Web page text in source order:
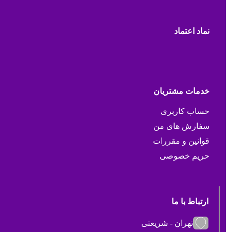
نماد اعتماد
خدمات مشتریان
حساب کاربری
سفارش های من
قوانین و مقررات
حریم خصوصی
ارتباط با ما
تهران - شریعتی